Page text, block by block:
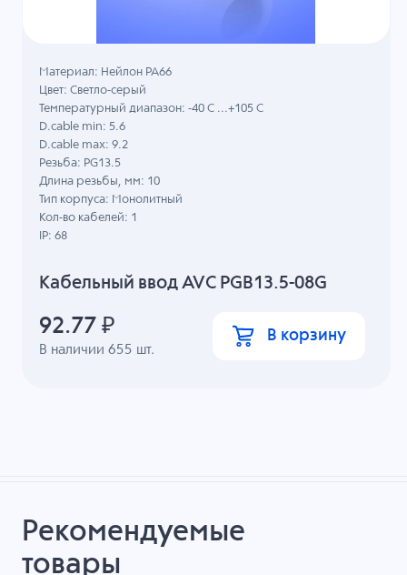
Кабельный ввод AVC PGB13.5-08G
В наличии655 шт.
Материал: Нейлон PA66
Цвет: Светло-серый
Температурный диапазон: -40 C ...+105 C
D.cable min: 5.6
D.cable max: 9.2
Резьба: PG13.5
Длина резьбы, мм: 10
Тип корпуса: Монолитный
Кол-во кабелей: 1
IP: 68
92.77 ₽ В корзину
Рекомендуемые
товары